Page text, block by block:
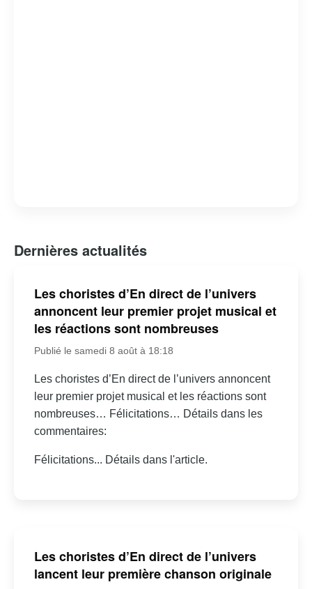
Dernières actualités
Les choristes d’En direct de l’univers
annoncent leur premier projet musical et
les réactions sont nombreuses
Publié le samedi 8 août à 18:18
Les choristes d’En direct de l’univers annoncent
leur premier projet musical et les réactions sont
nombreuses… Félicitations… Détails dans les
commentaires:
Félicitations... Détails dans l'article.
Les choristes d’En direct de l’univers
lancent leur première chanson originale